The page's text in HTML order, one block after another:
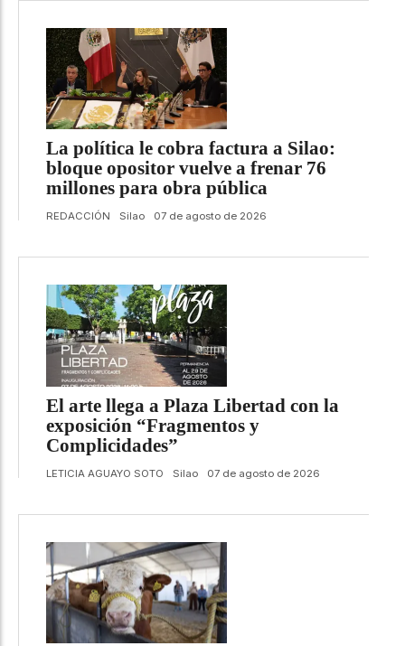
La política le cobra factura a Silao:
bloque opositor vuelve a frenar 76
millones para obra pública
REDACCIÓN Silao 07 de agosto de 2026
El arte llega a Plaza Libertad con la
exposición “Fragmentos y
Complicidades”
LETICIA AGUAYO SOTO Silao 07 de agosto de 2026